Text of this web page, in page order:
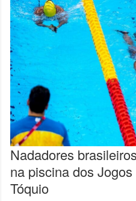
Nadadores
na piscina dos
Tóquio